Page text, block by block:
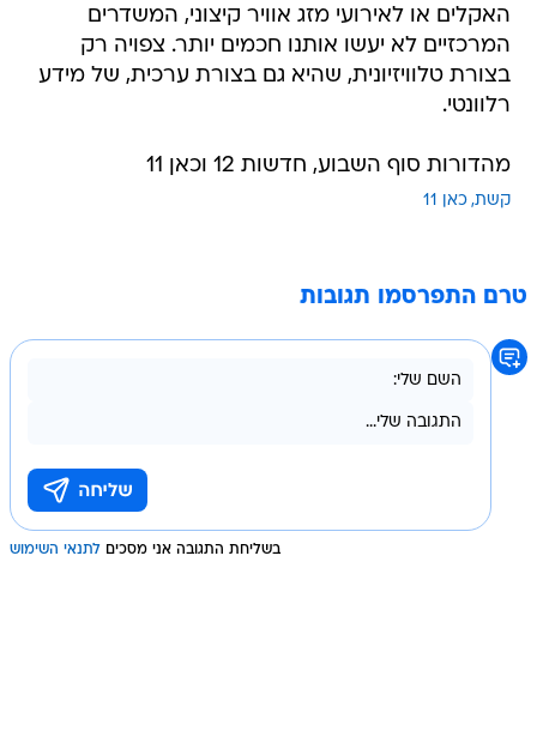
האקלים או לאירועי מזג אוויר קיצוני, המשדרים
המרכזיים לא יעשו אותנו חכמים יותר. צפויה רק
בצורת טלוויזיונית, שהיא גם בצורת ערכית, של מידע
רלוונטי.
מהדורות סוף השבוע, חדשות 12 וכאן 11
קשת כאן 11
טרם התפרסמו תגובות
בשליחת התגובה אני מסכים לתנאי השימוש